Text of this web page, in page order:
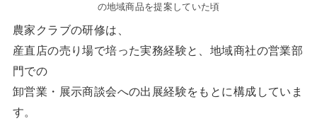
の地域商品を提案していた頃
農家クラブの研修は、
産直店の売り場で培った実務経験と、地域商社の営業部
門での
卸営業・展示商談会への出展経験をもとに構成していま
す。